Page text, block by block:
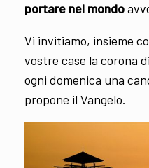
portare nel mondo
Vi invitiamo, insieme
vostre case la corona
ogni domenica una
propone il Vangelo.